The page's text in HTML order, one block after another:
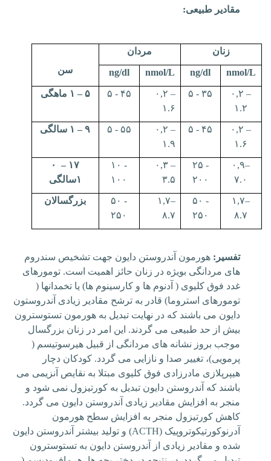
مقادیر طبیعی:
زنان
مردان
سن
nmol/L
ng/dl
nmol/L
ng/dl
۰,۲ –
۱.۲
۵ - ۳۵
۰,۲ –
۱.۶
۵ - ۴۵ ۵ –
۰,۲ –
۱.۶
۵ - ۴۵
۰,۲ –
۱.۹
۵ - ۵۵ ۹ –۱ سالگی
۰,۹–
۷.۰
۲۵ -
۲۰۰
۰,۳ –
۳.۵
۱۰ -
۱۰۰
۱۷ –
۰
۱سالگی
۱,۷–
۸.۷
۵۰ -
۲۵۰
۱,۷–
۸.۷
۵۰ -
۲۵۰
بزرگسالان
تفسیر:هورمون آندروستن دایون جهت تشخیص سندروم
های مردانگی بویژه در زنان حائز اهمیت است. تومورهای
غدد فوق کلیوی ( آدنوم ها و کارسینوم ها) یا تخمدانها (
تومورهای استروما) قادر به ترشح مقادیر زیادی آندروستون
دایون می باشند که در نهایت تبدیل به هورمون تستوسترون
بیش از حد طبیعی می گردند. این امر در زنان بزرگسال
موجب بروز نشانه های مردانگی از قبیل هیرسوتیسم (
پرمویی)، تغییر صدا و نازایی می گردد. کودکان دچار
هیپرپلازی مادرزادی فوق کلیوی مبتلا به نقایص آنزیمی می
باشند که آندروستن دایون تبدیل به کورتیزول نمی شود و
منجر به افزایش مقادیر زیادی آندروستن دایون می گردد.
کاهش کورتیزول منجر به افزایش سطح هورمون
آدرنوکورتیکوتروپیک (ACTH) و تولید بیشتر
آندروستن دایون
شده و مقادیر زیادی از آندروستن دایون به تستوسترون